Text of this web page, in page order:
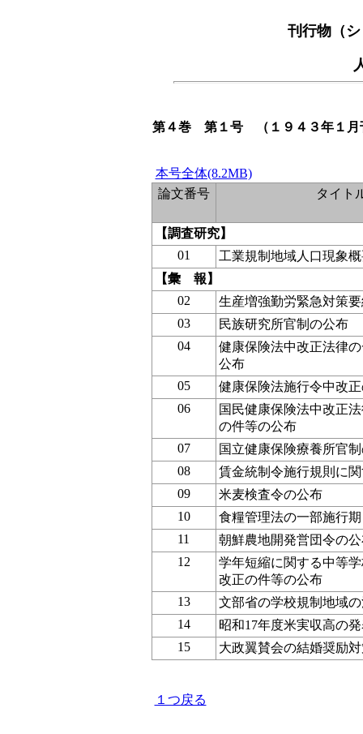
刊行物（
第４巻 第１号 （１９４３年１月
本号全体(8.2MB)
論文番号
タイト
【調査研究】
01
工業規制地域人口現象
【彙 報】
02
生産増強勤労緊急対策
03
民族研究所官制の公布
04
健康保険法中改正法律
公布
05
健康保険法施行令中改
06
国民健康保険法中改正
の件等の公布
07
国立健康保険療養所官
08
賃金統制令施行規則に
09
米麦検査令の公布
10
食糧管理法の一部施行
11
朝鮮農地開発営団令の
12
学年短縮に関する中等
改正の件等の公布
13
文部省の学校規制地域
14
昭和17年度米実収高の
15
大政翼賛会の結婚奨励
１つ戻る